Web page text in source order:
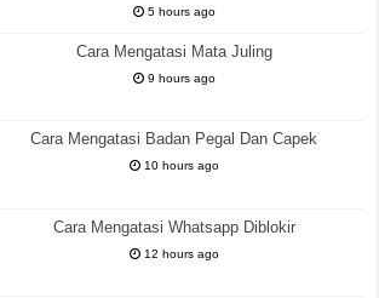
5 hours ago
Cara Mengatasi Mata Juling
9 hours ago
Cara Mengatasi Badan Pegal Dan Capek
10 hours ago
Cara Mengatasi Whatsapp Diblokir
12 hours ago